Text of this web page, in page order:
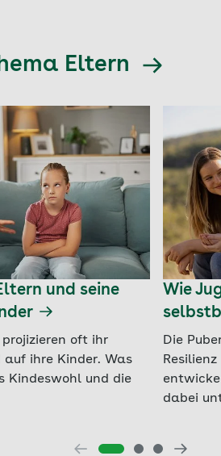
Eltern
und seine
oft ihr
ihre Kinder. Was
Kindeswohl und die
Wie
Die
dabei